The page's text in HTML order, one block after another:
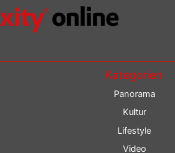
Kategorien
Panorama
Kultur
Lifestyle
Video